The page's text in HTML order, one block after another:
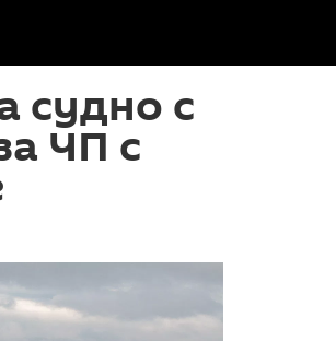
судно с
ЧП с